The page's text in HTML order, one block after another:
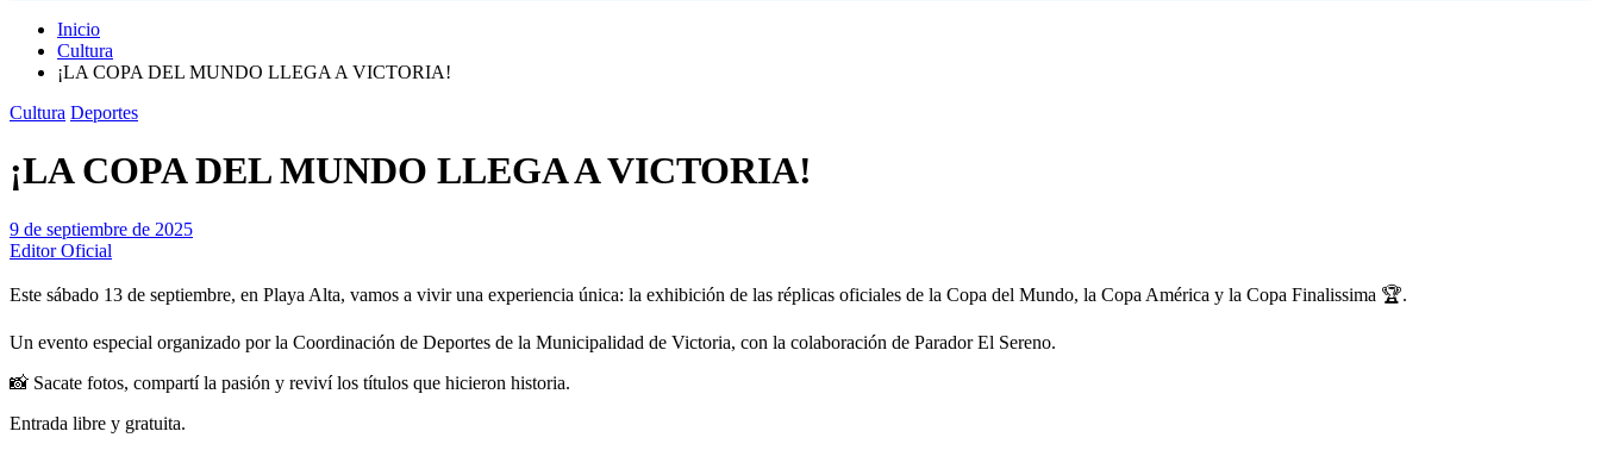
Inicio
Cultura
¡LA COPA DEL MUNDO LLEGA A VICTORIA!
Cultura Deportes
¡LA COPA DEL MUNDO LLEGA A VICTORIA!
9 de septiembre de 2025
Editor Oficial
Este sábado 13 de septiembre, en Playa Alta, vamos a vivir una experiencia única: la exhibición de las réplicas oficiales de la Copa del Mundo, la Copa América y la Copa Finalissima 🏆.
Un evento especial organizado por la Coordinación de Deportes de la Municipalidad de Victoria, con la colaboración de Parador El Sereno.
📸 Sacate fotos, compartí la pasión y reviví los títulos que hicieron historia.
Entrada libre y gratuita.